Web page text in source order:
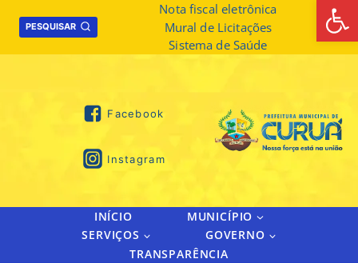
PESQUISAR
Nota fiscal eletrônica
Mural de Licitações
Sistema de Saúde
Facebook
Instagram
INÍCIO
MUNICÍPIO
SERVIÇOS
GOVERNO
TRANSPARÊNCIA